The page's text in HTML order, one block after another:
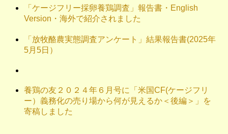
「ケージフリー採卵養鶏調査」報告書・English
Version・海外で紹介されました
「放牧酪農実態調査アンケート」結果報告書(2025年
5月5日）
養鶏の友２０２４年６月号に「米国CF(ケージフリ
ー）義務化の売り場から何が見えるか＜後編＞」を
寄稿しました